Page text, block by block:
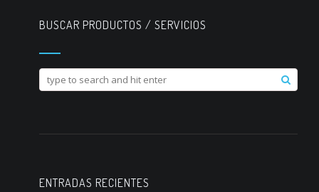
BUSCAR PRODUCTOS / SERVICIOS
ENTRADAS RECIENTES